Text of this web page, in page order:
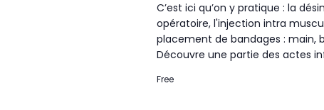
C’est ici qu’on y pratique : la
opératoire, l'injection intra
placement de bandages : main,
Découvre une partie des actes
Free